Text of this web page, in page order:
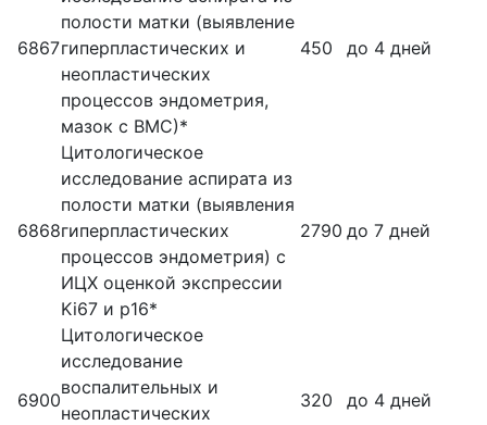
6867
полости матки (выявление
гиперпластических и
неопластических
процессов эндометрия,
мазок с ВМС)*
450 до 4 дней
6868
Цитологическое
исследование аспирата из
полости матки (выявления
гиперпластических
процессов эндометрия) с
ИЦХ оценкой экспрессии
Ki67 и p16*
2790 до 7 дней
6900
Цитологическое
исследование
воспалительных и
неопластических
320 до 4 дней